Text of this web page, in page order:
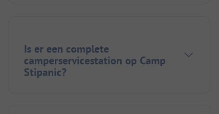
Is er een complete
camperservicestation op Camp
Stipanic?